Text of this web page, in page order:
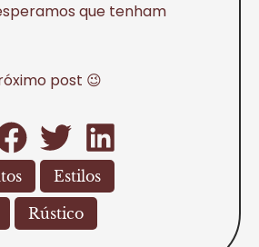
que tenham
post 😉
Estilos
Rústico